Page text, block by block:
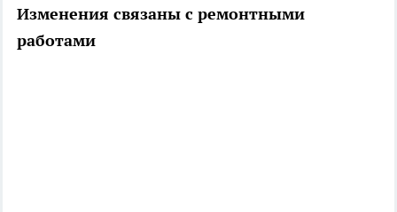
Изменения связаны с ремонтными
работами